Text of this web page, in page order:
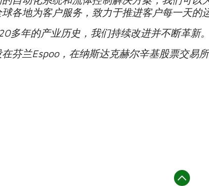
各地为客户服务，致力于推进客户每一天的
多年的产业历史，我们持续改进并不断革新
芬兰Espoo，在纳斯达克赫尔辛基股票交易